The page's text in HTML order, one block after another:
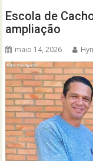
Escola de
ampliação
maio 14, 2026